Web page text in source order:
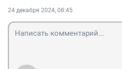
24 декабря 2024, 08:45